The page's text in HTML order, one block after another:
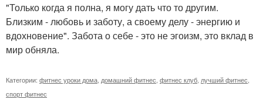
"Только когда я полна, я могу дать что то другим.
Близким - любовь и заботу, а своему делу - энергию и
вдохновение". Забота о себе - это не эгоизм, это вклад в
мир обняла.
Категории: фитнес уроки дома домашний фитнес фитнес клуб лучший фитнес
спорт фитнес